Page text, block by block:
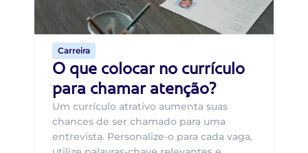
Carreira
O que colocar no currículo
para chamar atenção?
Um currículo atrativo aumenta suas
chances de ser chamado para uma
entrevista. Personalize-o para cada vaga,